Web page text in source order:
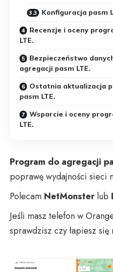
Konfiguracja pasm
Recenzje i oceny
LTE.
Bezpieczeństwo
agregacji pasm LTE.
Ostatnia aktualizacja
pasm LTE.
Wsparcie i oceny
LTE.
Program do agregacji
poprawę wydajności sieci
Polecam NetMonsterlub
Jeśli masz telefon w
sprawdzisz czy łapiesz